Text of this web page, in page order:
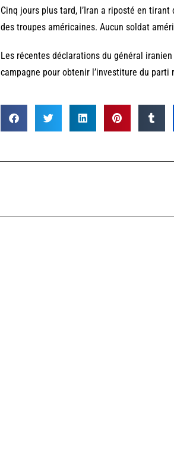
Cinq jours plus tard, l’Iran a riposté en
des troupes américaines. Aucun soldat
Les récentes déclarations du général
campagne pour obtenir l’investiture du parti